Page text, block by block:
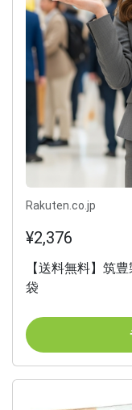
Rakuten.co.jp
¥2,376
【送料無料】筑
袋